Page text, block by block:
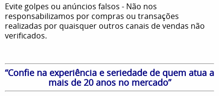
Evite golpes ou anúncios falsos - Não nos
responsabilizamos por compras ou transações
realizadas por quaisquer outros canais de vendas não
verificados.
“Confie na experiência e seriedade de quem atua a
mais de 20 anos no mercado”